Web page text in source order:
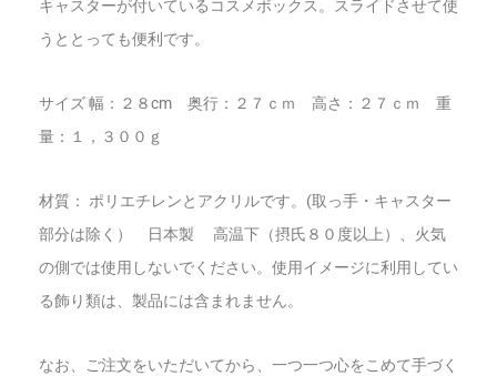
キャスターが付いているコスメボックス。スライドさせて使
うととっても便利です。
サイズ 幅：２８cm 奥行：２７ｃｍ 高さ：２７ｃｍ 重
量：１，３００ｇ
材質： ポリエチレンとアクリルです。(取っ手・キャスター
部分は除く） 日本製 高温下（摂氏８０度以上）、火気
の側では使用しないでください。使用イメージに利用してい
る飾り類は、製品には含まれません。
なお、ご注文をいただいてから、一つ一つ心をこめて手づく